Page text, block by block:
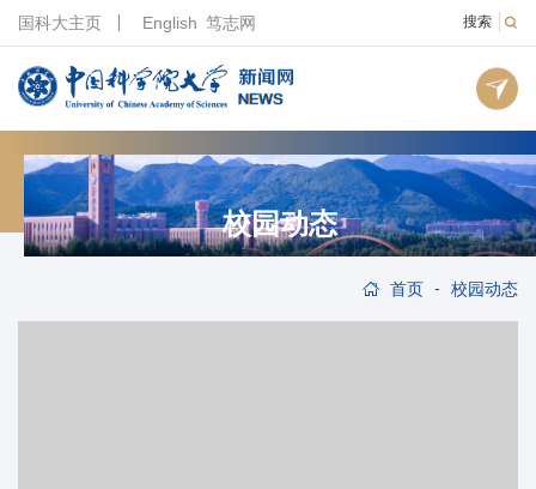
搜索
国科大主页 English 笃志网
校园动态
首页 - 校园动态